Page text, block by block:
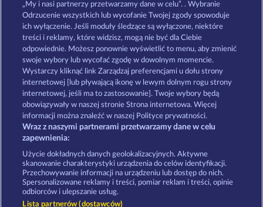
King of the Jungle Majestic King
Zasady i warunki Polityka prywatności
Nota prawna Firma FAQ
Program partnerski Facebook
Prześlij wniosek o wypłatę
„My i nasi partnerzy przetwarzamy dane w celu”. . Wybranie
Odrzucenie wszystkich lub wycofanie Twojej zgody spowoduje
ich wyłączenie. Jeśli moduły śledzące są wyłączone, niektóre
treści i reklamy, które widzisz, mogą nie być dla Ciebie
odpowiednie. Możesz ponownie wyświetlić to menu, aby zmienić
swoje wybory lub wycofać zgodę w dowolnym momencie.
Wystarczy kliknąć link Zarządzaj preferencjami u dołu strony
internetowej [lub pływającą ikonę w lewym dolnym rogu strony
internetowej, jeśli ma to zastosowanie]. Twoje wybory będą
obowiązywały w naszej stronie Strona internetowa. Więcej
informacji można znaleźć w naszej Polityce prywatności.
Wraz z naszymi partnerami przetwarzamy dane w celu
zapewnienia:
Użycie dokładnych danych geolokalizacyjnych. Aktywne
skanowanie charakterystyki urządzenia do celów identyfikacji.
Przechowywanie informacji na urządzeniu lub dostęp do nich.
Spersonalizowane reklamy i treści, pomiar reklam i treści, opinie
odbiorców i ulepszanie usług.
Lista partnerów (dostawców)